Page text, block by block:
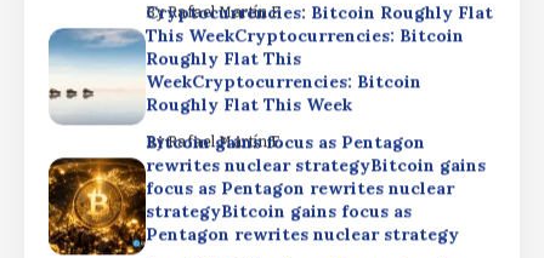
ByRafael Martín F.
Cryptocurrencies: Bitcoin Roughly Flat
This WeekCryptocurrencies: Bitcoin
Roughly Flat This
WeekCryptocurrencies: Bitcoin
Roughly Flat This Week
ByRafael Martín F.
Bitcoin gains focus as Pentagon
rewrites nuclear strategyBitcoin gains
focus as Pentagon rewrites nuclear
strategyBitcoin gains focus as
Pentagon rewrites nuclear strategy